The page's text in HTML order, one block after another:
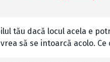
tău dacă locul acela e
să se intoarcă acolo. Ce